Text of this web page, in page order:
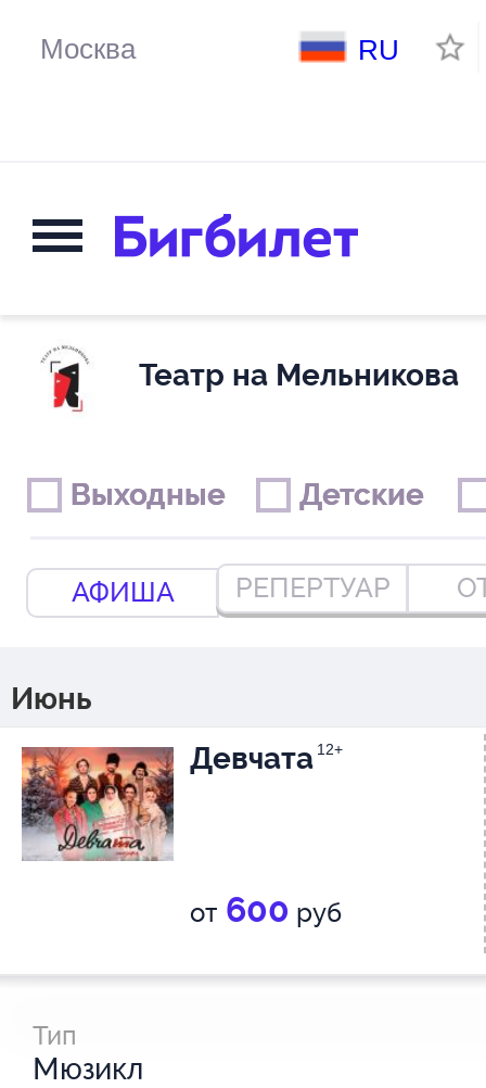
RU
Театр на Мельникова
АФИША РЕПЕРТУАР
Выходные
Выходные Детские
Детские
Июнь
Девчата 12+
от 600 руб
Тип
Мюзикл